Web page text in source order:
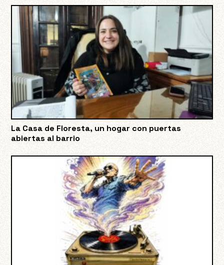
La Casa de Floresta, un hogar con puertas
abiertas al barrio